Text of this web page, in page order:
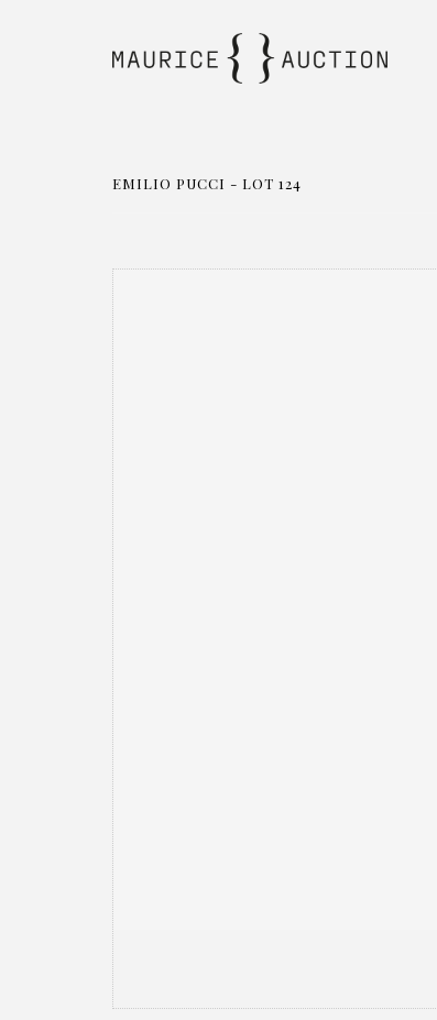
EMILIO PUCCI - LOT 124